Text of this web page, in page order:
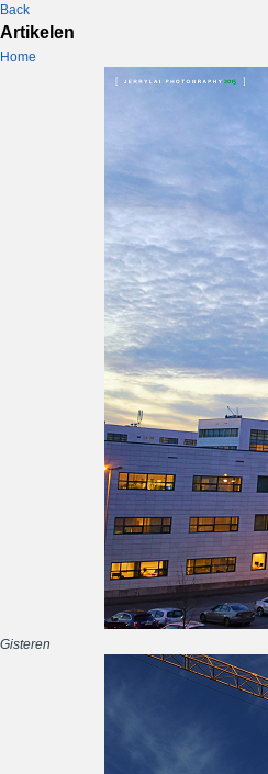
Back
Artikelen
Home
Gisteren